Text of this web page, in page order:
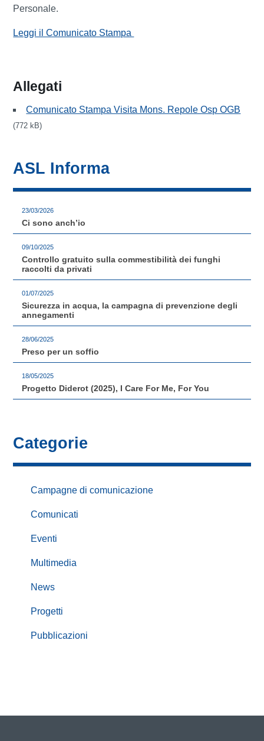
Personale.
Leggi il Comunicato Stampa
Allegati
Comunicato Stampa Visita Mons. Repole Osp OGB
(772 kB)
ASL Informa
23/03/2026
Ci sono anch’io
09/10/2025
Controllo gratuito sulla commestibilità dei funghi
raccolti da privati
01/07/2025
Sicurezza in acqua, la campagna di prevenzione degli
annegamenti
28/06/2025
Preso per un soffio
18/05/2025
Progetto Diderot (2025), I Care For Me, For You
Categorie
Campagne di comunicazione
Comunicati
Eventi
Multimedia
News
Progetti
Pubblicazioni